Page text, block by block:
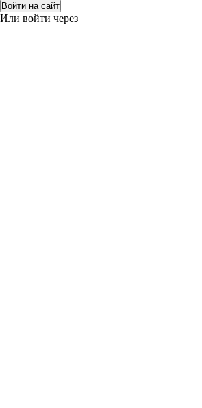
Войти на сайт
Или войти через